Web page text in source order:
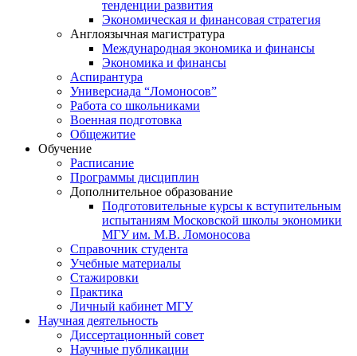
тенденции развития
Экономическая и финансовая стратегия
Англоязычная магистратура
Международная экономика и финансы
Экономика и финансы
Аспирантура
Универсиада “Ломоносов”
Работа со школьниками
Военная подготовка
Общежитие
Обучение
Расписание
Программы дисциплин
Дополнительное образование
Подготовительные курсы к вступительным
испытаниям Московской школы экономики
МГУ им. М.В. Ломоносова
Справочник студента
Учебные материалы
Стажировки
Практика
Личный кабинет МГУ
Научная деятельность
Диссертационный совет
Научные публикации